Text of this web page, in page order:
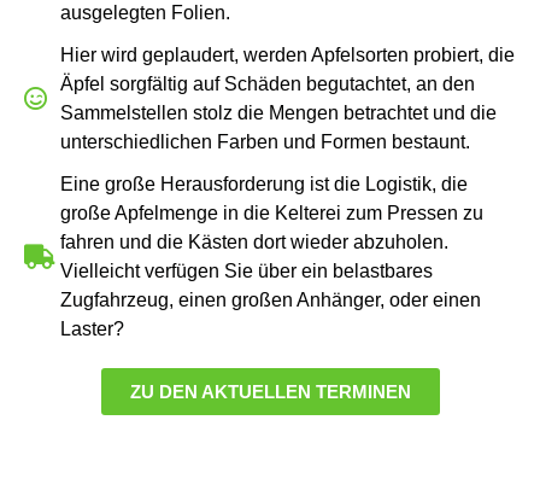
ausgelegten Folien.
Hier wird geplaudert, werden Apfelsorten probiert, die
Äpfel sorgfältig auf Schäden begutachtet, an den
Sammelstellen stolz die Mengen betrachtet und die
unterschiedlichen Farben und Formen bestaunt.
Eine große Herausforderung ist die Logistik, die
große Apfelmenge in die Kelterei zum Pressen zu
fahren und die Kästen dort wieder abzuholen.
Vielleicht verfügen Sie über ein belastbares
Zugfahrzeug, einen großen Anhänger, oder einen
Laster?
ZU DEN AKTUELLEN TERMINEN